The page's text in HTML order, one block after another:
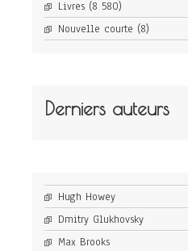
Livres (8 580)
Nouvelle courte (8)
Derniers auteurs
Hugh Howey
Dmitry Glukhovsky
Max Brooks